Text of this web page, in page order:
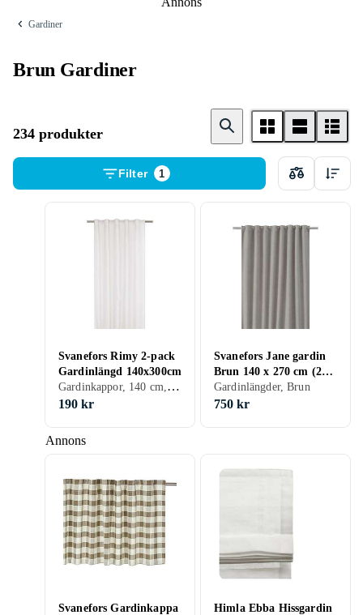
Gardiner
Brun Gardiner
234 produkter
Filter 1
Annons
Svanefors Rimy 2-pack
Gardinlängd 140x300cm
Gardinkappor, 140 cm, 300 cm, Vit, Grå, Turkos, Brun, Gul, Grön, Rosa, Creme/Beige
190 kr
Svanefors Jane gardin
Brun 140 x 270 cm (2-
pack)
Gardinlängder, Brun
750 kr
Svanefors Gardinkappa
Himla Ebba Hissgardin